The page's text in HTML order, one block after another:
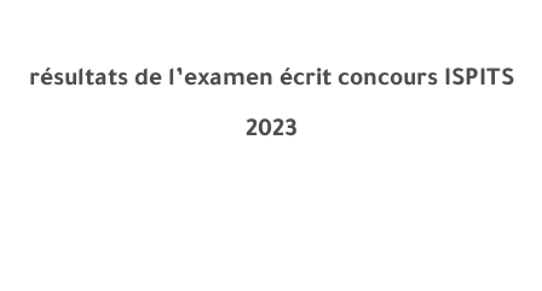
résultats de l’examen écrit concours ISPITS
2023